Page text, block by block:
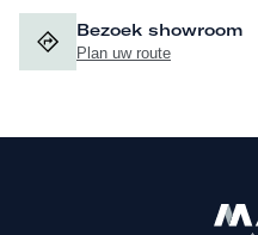
Bezoek showroom
Plan uw route